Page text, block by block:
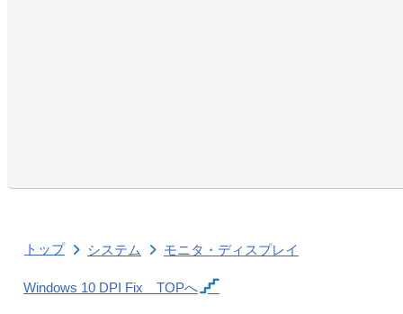
トップ システム モニタ・ディスプレイ
Windows 10 DPI Fix TOPへ